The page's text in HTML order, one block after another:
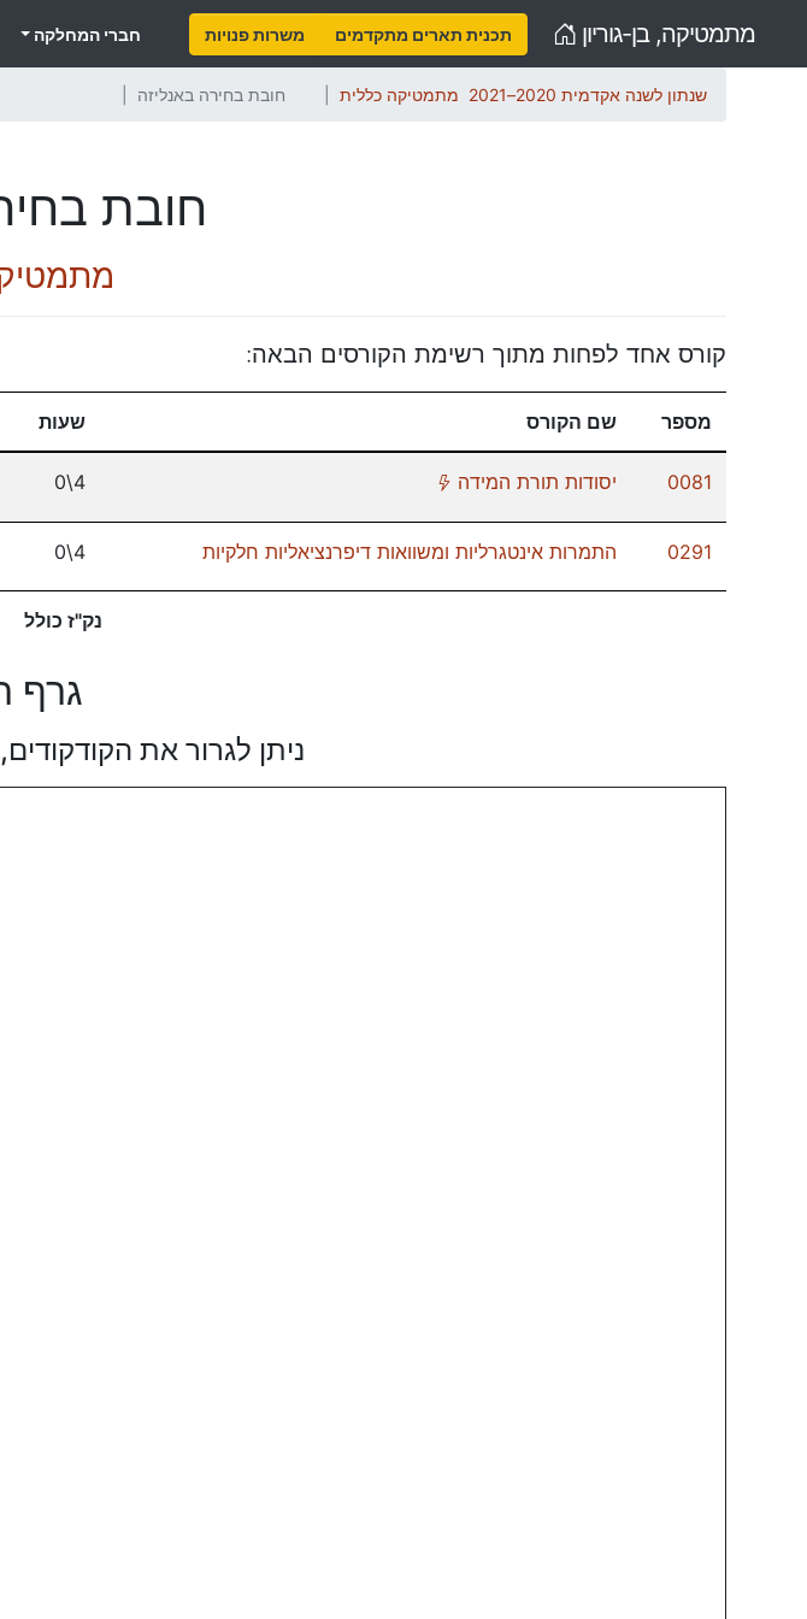
מתמטיקה, בן-גוריון Home משרות פנויות תכנית תארים מתקדמים חברי המחלקה
שנתון לשנה אקדמית 2020–2021 מתמטיקה כללית חובת בחירה באנליזה
חובת
קורס אחד לפחות מתוך רשימת הקורסים הבאה:
מספר שם הקורס שעות
נק"ז כולל
0081 יסודות תורת המידה 4\0
0291 התמרות אינטגרליות ומשוואות דיפרנציאליות חלקיות 4\0
גרף
ניתן לגרור את